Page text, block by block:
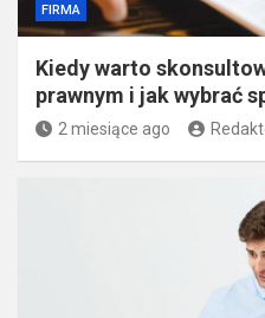
FIRMA
Kiedy warto
prawnym i jak wybrać
2 miesiące ago